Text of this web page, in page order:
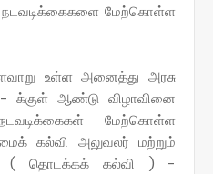
நடவடிக்கைகளை மேற்கொள்ள
உள்ள அனைத்து அரசு
- க்குள் ஆண்டு விழாவினை
மேற்கொள்ள
கல்வி அலுவலர் மற்றும்
( தொடக்கக் கல்வி ) -